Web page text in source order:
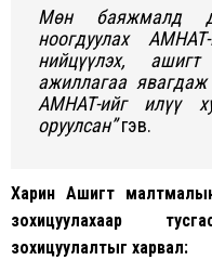
Мөн баяжмалд
ноогдуулах
нийцүүлэх,
ажиллагаа
АМНАТ-ийг илүү
оруулсан”гэв.
Харин Ашигт малтмалын
зохицуулахаар
зохицуулалтыг харвал: